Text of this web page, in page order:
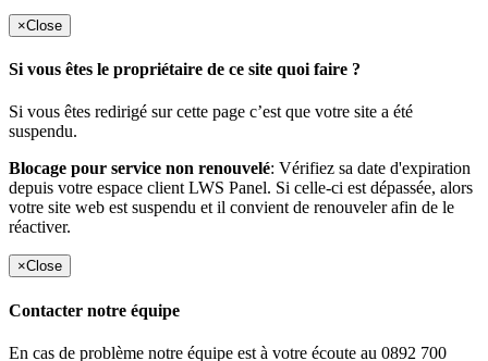
×Close
Si vous êtes le propriétaire de ce site quoi faire ?
Si vous êtes redirigé sur cette page c’est que votre site a été
suspendu.
Blocage pour service non renouvelé: Vérifiez sa date d'expiration
depuis votre espace client LWS Panel. Si celle-ci est dépassée, alors
votre site web est suspendu et il convient de renouveler afin de le
réactiver.
×Close
Contacter notre équipe
En cas de problème notre équipe est à votre écoute au 0892 700